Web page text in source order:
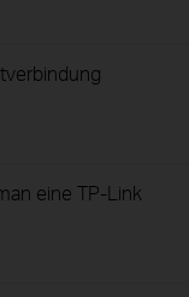
eine TP-Link